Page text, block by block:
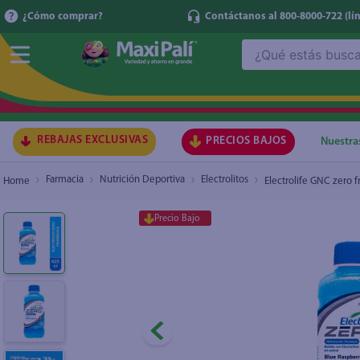
¿Cómo comprar? Contáctanos al 800-8000-722
REBAJAS EXCLUSIVAS PRECIOS BAJOS
Farmacia Nutrición Deportiva Electrolitos Electrolife GNC zero
Precio Bajo
Electrolife GNC zero frambuesa -625 ml
1.
2.
7.
8.
9.